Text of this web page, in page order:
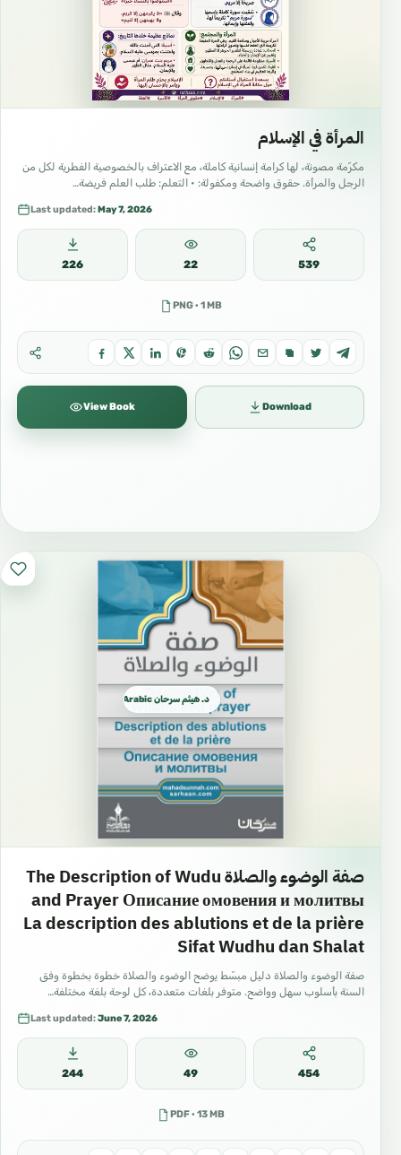
المرأة في الإسلام
مكرّمة مصونة، لها كرامة إنسانية كاملة، مع الاعتراف بالخصوصية الفطرية لكل من
الرجل والمرأة. حقوق واضحة ومكفولة: • التعلم: طلب العلم فريضة…
Last updated:May 7, 2026
226 22 539
PNG · 1 MB
View Book Download
د. هيثم سرحان Arabic العربية
صفة الوضوء والصلاة The Description of Wudu
and Prayer Описание омовения и молитвы
La description des ablutions et de la prière
Sifat Wudhu dan Shalat
صفة الوضوء والصلاة دليل مبسّط يوضح الوضوء والصلاة خطوة بخطوة وفق
السنة بأسلوب سهل وواضح. متوفر بلغات متعددة، كل لوحة بلغة مختلفة…
Last updated:June 7, 2026
244 49 454
PDF · 13 MB